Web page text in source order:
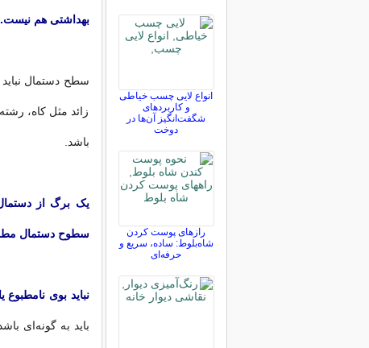
بهداشتی هم نیست. ‌
سطح دستمال نباید
زائد مثل کاه،
باشد. ‌
یک برگ از دستمال
سطوح دستمال
نباید بوی نامطبوع
باید به گونه‌ای
انواع لایی چسب خیاطی
و کاربردهای
شگفت‌انگیز آن‌ها در
دوخت
رازهای پوست کردن
شاه‌بلوط: ساده، سریع و
حرفه‌ای